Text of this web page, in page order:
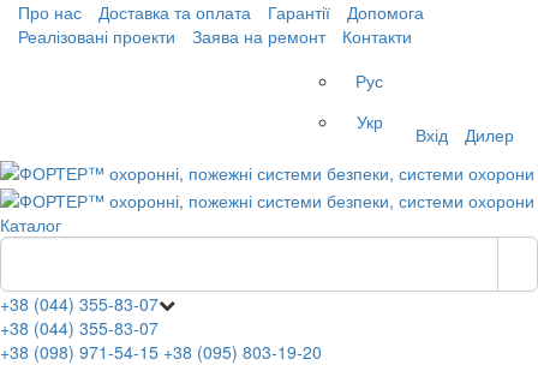
Про нас Доставка та оплата Гарантії
Допомога
Реалізовані проекти
Заява на ремонт
Контакти
Рус
Укр
Вхід Дилер
Каталог
+38 (044) 355-83-07
+38 (044) 355-83-07
+38 (098) 971-54-15 +38 (095) 803-19-20